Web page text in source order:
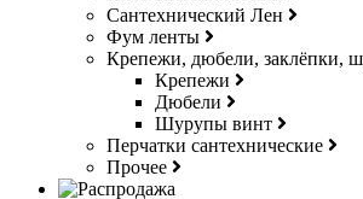
Сантехнический Лен
Фум ленты
Крепежи, дюбели, заклёпки,
Крепежи
Дюбели
Шурупы винт
Перчатки сантехнические
Прочее